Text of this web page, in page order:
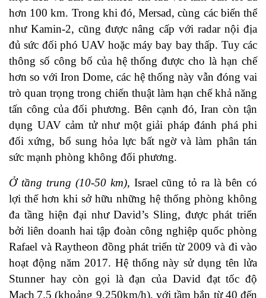
hơn 100 km. Trong khi đó, Mersad, cùng các biến thể
như Kamin‑2, cũng được nâng cấp với radar nội địa
đủ sức đối phó UAV hoặc máy bay bay thấp. Tuy các
thông số công bố của hệ thống được cho là hạn chế
hơn so với Iron Dome, các hệ thống này vẫn đóng vai
trò quan trọng trong chiến thuật làm hạn chế khả năng
tấn công của đối phương. Bên cạnh đó, Iran còn tận
dụng UAV cảm tử như một giải pháp đánh phá phi
đối xứng, bổ sung hỏa lực bất ngờ và làm phân tán
sức mạnh phòng không đối phương.
Ở tầng trung (10-50 km), Israel cũng tỏ ra là bên có
lợi thế hơn khi sở hữu những hệ thống phòng không
đa tầng hiện đại như David’s Sling, được phát triển
bởi liên doanh hai tập đoàn công nghiệp quốc phòng
Rafael và Raytheon đồng phát triển từ 2009 và đi vào
hoạt động năm 2017. Hệ thống này sử dụng tên lửa
Stunner hay còn gọi là đạn của David đạt tốc độ
Mach 7.5 (khoảng 9.250km/h), với tầm bắn từ 40 đến